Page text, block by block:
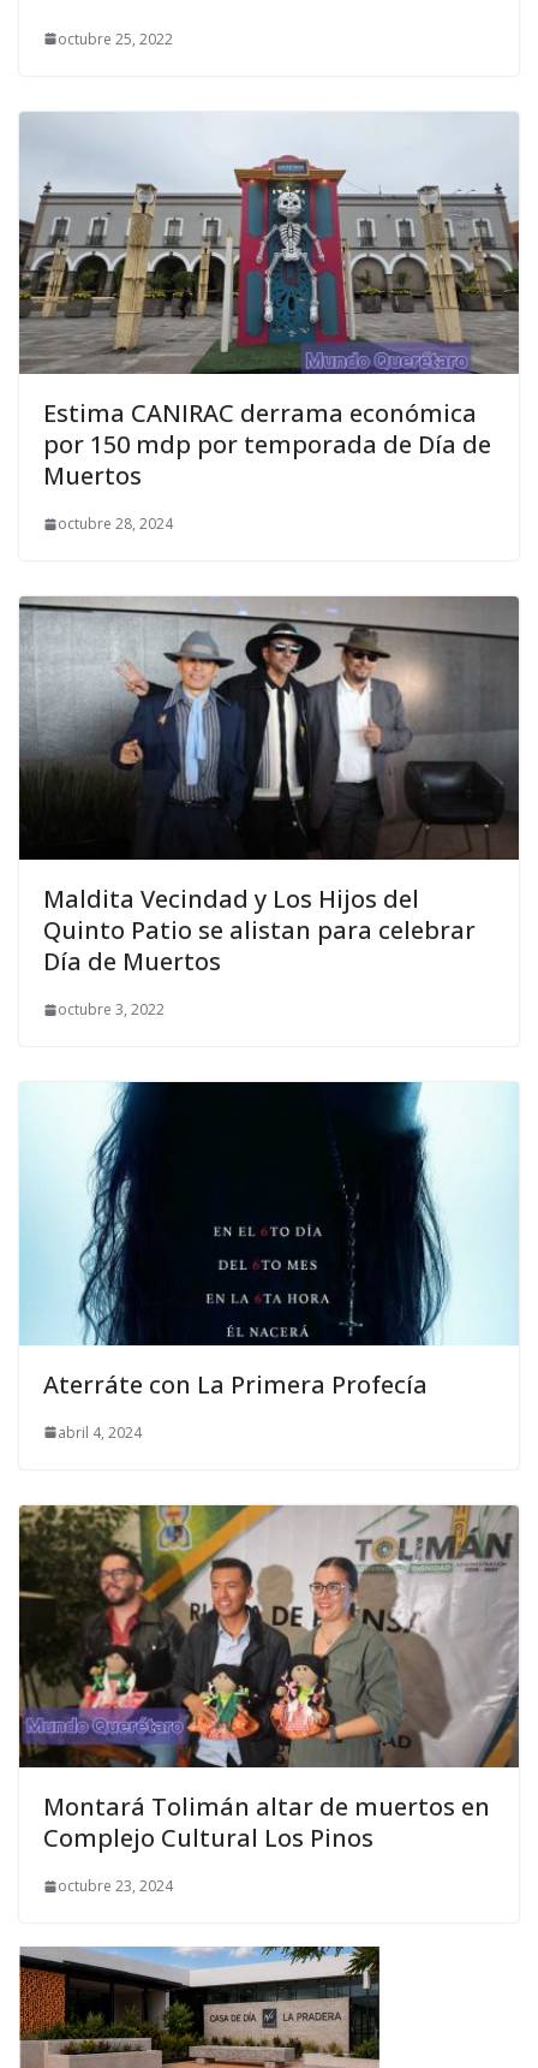
octubre 25, 2022
Estima CANIRAC derrama económica
por 150 mdp por temporada de Día de
Muertos
octubre 28, 2024
Maldita Vecindad y Los Hijos del
Quinto Patio se alistan para celebrar
Día de Muertos
octubre 3, 2022
Aterráte con La Primera Profecía
abril 4, 2024
Montará Tolimán altar de muertos en
Complejo Cultural Los Pinos
octubre 23, 2024